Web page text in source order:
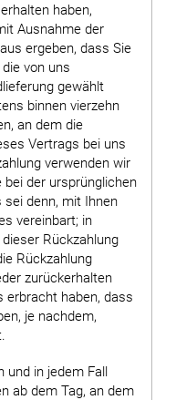
haben,
Ausnahme der
ergeben, dass Sie
von uns
gewählt
binnen vierzehn
an dem die
Vertrags bei uns
verwenden wir
der ursprünglichen
sei denn, mit Ihnen
vereinbart; in
Rückzahlung
Rückzahlung
zurückerhalten
erbracht haben, dass
je nachdem,
und in jedem Fall
ab dem Tag, an dem